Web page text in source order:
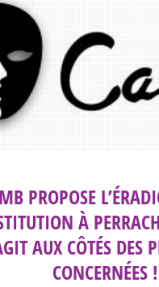
PROPOSE
À
AUX CÔTÉS DES
CONCERNÉES !